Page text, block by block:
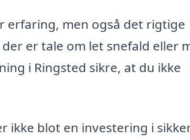
erfaring, men også det rigtige
er tale om let snefald eller
i Ringsted sikre, at du ikke
ikke blot en investering i